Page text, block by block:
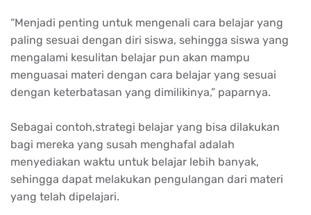
“Menjadi penting untuk mengenali cara belajar yang
paling sesuai dengan diri siswa, sehingga siswa yang
mengalami kesulitan belajar pun akan mampu
menguasai materi dengan cara belajar yang sesuai
dengan keterbatasan yang dimilikinya,” paparnya.
Sebagai contoh,strategi belajar yang bisa dilakukan
bagi mereka yang susah menghafal adalah
menyediakan waktu untuk belajar lebih banyak,
sehingga dapat melakukan pengulangan dari materi
yang telah dipelajari.